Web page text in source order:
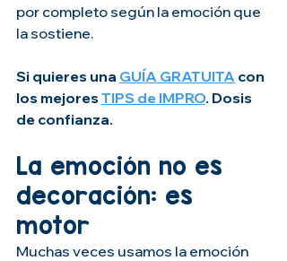
por completo según la emoción que
la sostiene.
Si quieres una GUÍA GRATUITA con
los mejores TIPS de IMPRO. Dosis
de confianza.
La emoción no es
decoración: es
motor
Muchas veces usamos la emoción